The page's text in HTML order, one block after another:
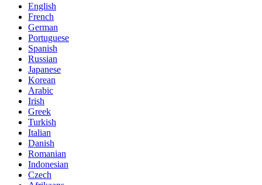
English
French
German
Portuguese
Spanish
Russian
Japanese
Korean
Arabic
Irish
Greek
Turkish
Italian
Danish
Romanian
Indonesian
Czech